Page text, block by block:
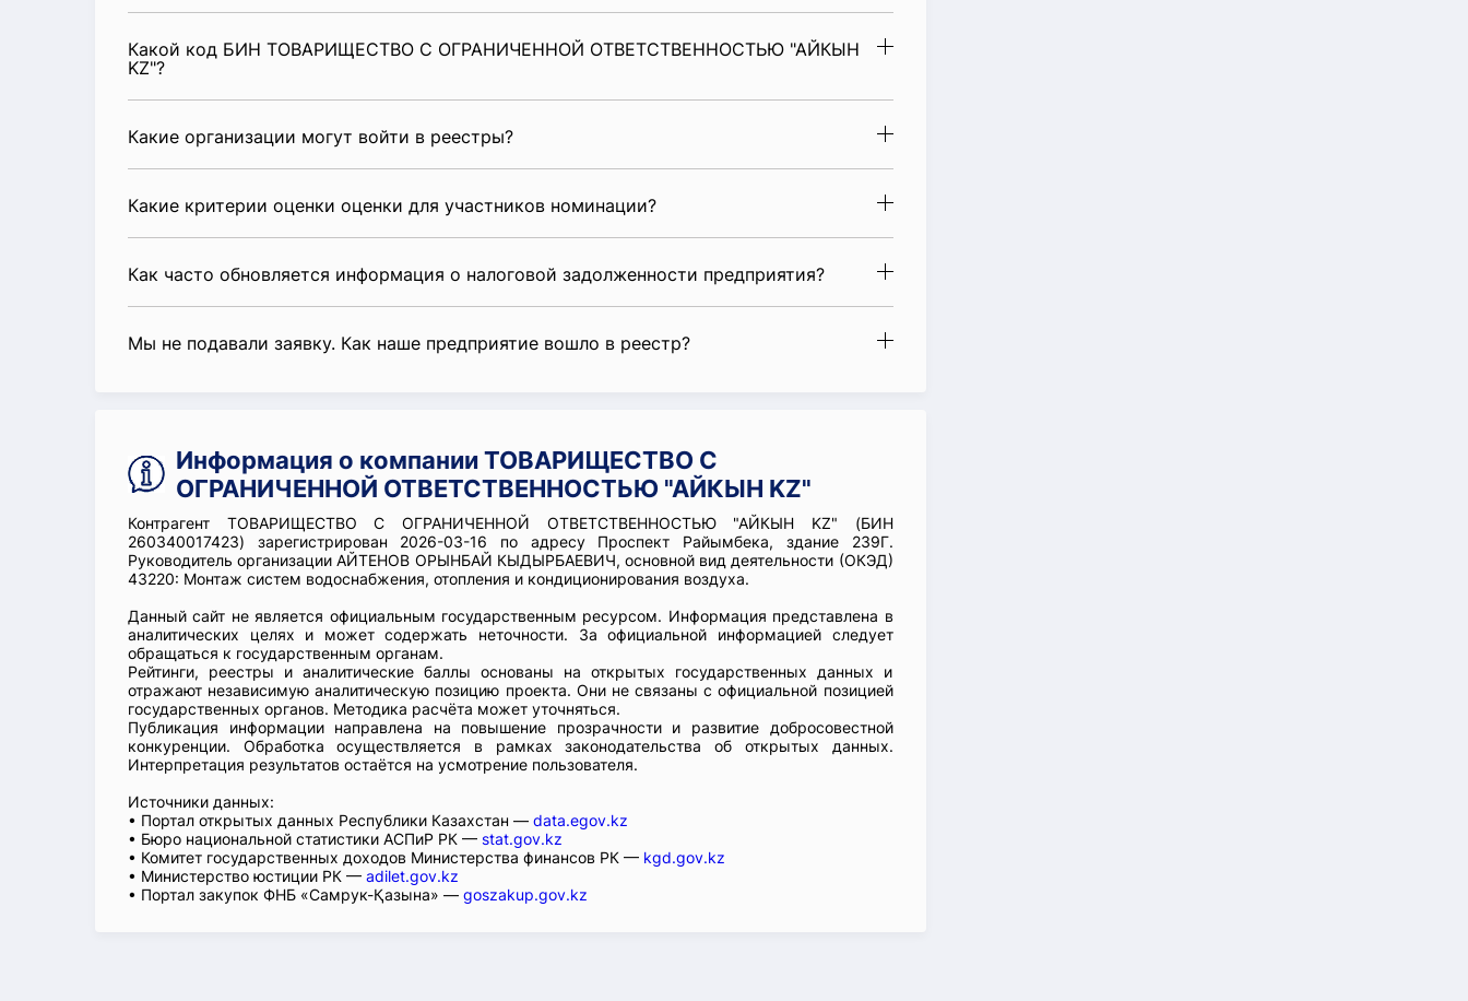
Какой код БИН ТОВАРИЩЕСТВО С ОГРАНИЧЕННОЙ ОТВЕТСТВЕННОСТЬЮ "АЙКЫН
KZ"?
Какие организации могут войти в реестры?
Какие критерии оценки оценки для участников номинации?
Как часто обновляется информация о налоговой задолженности предприятия?
Мы не подавали заявку. Как наше предприятие вошло в реестр?
Информация о компании ТОВАРИЩЕСТВО С
ОГРАНИЧЕННОЙ ОТВЕТСТВЕННОСТЬЮ "АЙКЫН KZ"
Контрагент ТОВАРИЩЕСТВО С ОГРАНИЧЕННОЙ ОТВЕТСТВЕННОСТЬЮ "АЙКЫН KZ" (БИН
260340017423) зарегистрирован 2026-03-16 по адресу Проспект Райымбека, здание 239Г.
Руководитель организации АЙТЕНОВ ОРЫНБАЙ КЫДЫРБАЕВИЧ, основной вид деятельности (ОКЭД)
43220: Монтаж систем водоснабжения, отопления и кондиционирования воздуха.
Данный сайт не является официальным государственным ресурсом. Информация представлена в
аналитических целях и может содержать неточности. За официальной информацией следует
обращаться к государственным органам.
Рейтинги, реестры и аналитические баллы основаны на открытых государственных данных и
отражают независимую аналитическую позицию проекта. Они не связаны с официальной позицией
государственных органов. Методика расчёта может уточняться.
Публикация информации направлена на повышение прозрачности и развитие добросовестной
конкуренции. Обработка осуществляется в рамках законодательства об открытых данных.
Интерпретация результатов остаётся на усмотрение пользователя.
Источники данных:
• Портал открытых данных Республики Казахстан — data.egov.kz
• Бюро национальной статистики АСПиР РК — stat.gov.kz
• Комитет государственных доходов Министерства финансов РК — kgd.gov.kz
• Министерство юстиции РК — adilet.gov.kz
• Портал закупок ФНБ «Самрук-Қазына» — goszakup.gov.kz